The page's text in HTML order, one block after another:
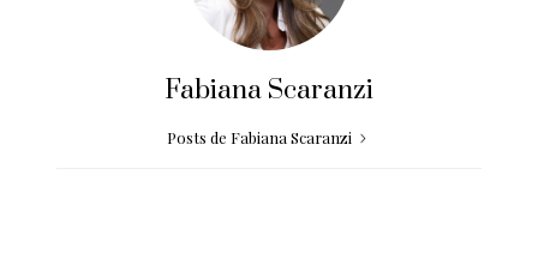
Fabiana Scaranzi
Posts de Fabiana Scaranzi